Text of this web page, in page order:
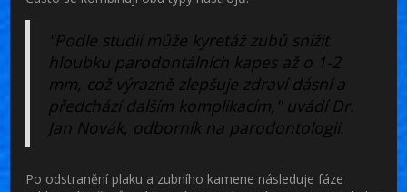
"Podle studií může kyretáž zubů snížit
hloubku parodontálních kapes až o 1-2
mm, což výrazně zlepšuje zdraví dásní a
předchází dalším komplikacím," uvádí Dr.
Jan Novák, odborník na parodontologii.
Po odstranění plaku a zubního kamene následuje fáze